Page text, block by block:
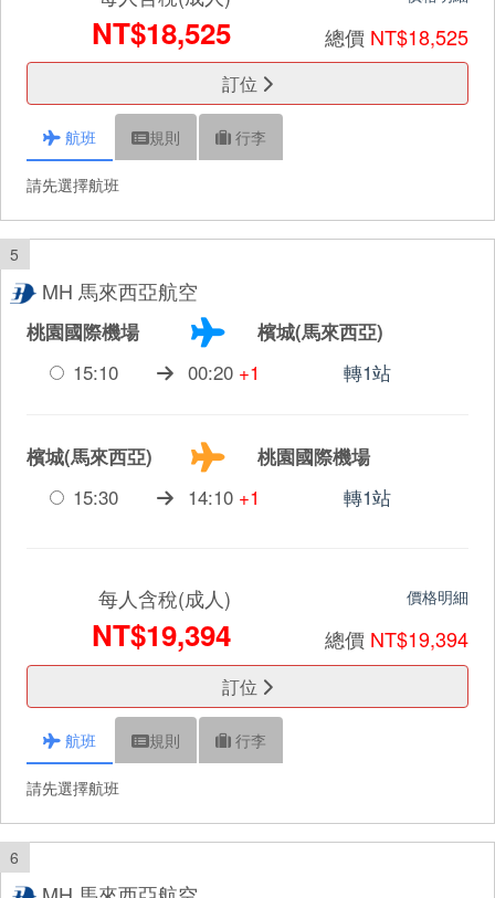
NT$18,525 總價 NT$18,525
訂位
航班 規則 行李
請先選擇航班
5
MH 馬來西亞航空
桃園國際機場
檳城(馬來西亞)
15:10
00:20 +1 轉1站
檳城(馬來西亞)
桃園國際機場
15:30
14:10 +1 轉1站
每人含稅(成人)
NT$19,394
價格明細
總價 NT$19,394
訂位
航班 規則 行李
請先選擇航班
6